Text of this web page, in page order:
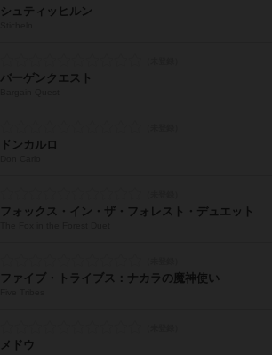
シュティッヒルン
バーゲンクエスト
ドンカルロ
フォックス・イン・ザ・フォレスト・デュエット
ファイブ・トライブス：ナカラの魔神使い
メドウ